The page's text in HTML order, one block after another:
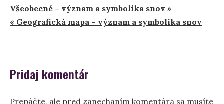
Navigácia
v
Všeobecné – význam a symbolika snov »
« Geografická mapa – význam a symbolika snov
Pridaj komentár
Prepáčte, ale pred zanechaním komentára sa musíte